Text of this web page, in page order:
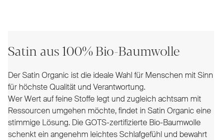
Satin aus 100% Bio-Baumwolle
Der Satin Organic ist die ideale Wahl für Menschen mit Sinn
für höchste Qualität und Verantwortung.
Wer Wert auf feine Stoffe legt und zugleich achtsam mit
Ressourcen umgehen möchte, findet in Satin Organic eine
stimmige Lösung. Die GOTS-zertifizierte Bio-Baumwolle
schenkt ein angenehm leichtes Schlafgefühl und bewahrt